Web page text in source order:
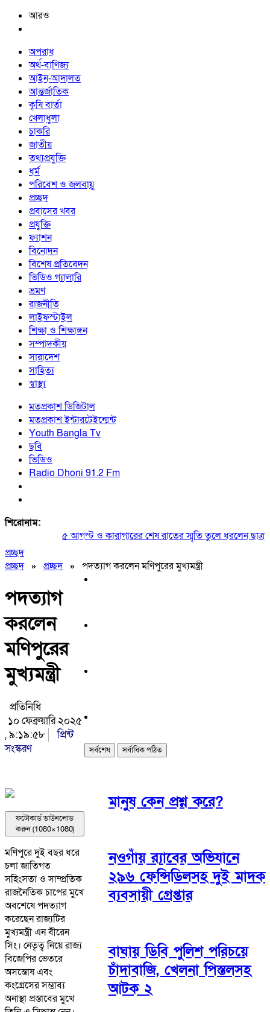
আরও
অপরাধ
অর্থ-বাণিজ্য
আইন-আদালত
আন্তর্জাতিক
কৃষি বার্তা
খেলাধুলা
চাকরি
জাতীয়
তথ্যপ্রযুক্তি
ধর্ম
পরিবেশ ও জলবায়ু
প্রচ্ছদ
প্রবাসের খবর
প্রযুক্তি
ফ্যাশন
বিনোদন
বিশেষ প্রতিবেদন
ভিডিও গ্যালারি
ভ্রমণ
রাজনীতি
লাইফস্টাইল
শিক্ষা ও শিক্ষাঙ্গন
সম্পাদকীয়
সারাদেশ
সাহিত্য
স্বাস্থ্য
মতপ্রকাশ ডিজিটাল
মতপ্রকাশ ইন্টারটেইন্মেন্ট
Youth Bangla Tv
ছবি
ভিডিও
Radio Dhoni 91.2 Fm
শিরোনাম:
৫ আগস্ট ও কারাগারের শেষ রাতের স্মৃতি তুলে ধরলেন ছাত্রদল
প্রচ্ছদ
প্রচ্ছদ» প্রচ্ছদ» পদত্যাগ করলেন মণিপুরের মুখ্যমন্ত্রী
পদত্যাগ
করলেন
মণিপুরের
মুখ্যমন্ত্রী
প্রতিনিধি
১০ ফেব্রুয়ারি ২০২৫
, ৯:১৯:৫৮
প্রিন্ট
সংস্করণ
ফটোকার্ড ডাউনলোড
করুন (1080×1080)
মণিপুরে দুই বছর ধরে
চলা জাতিগত
সহিংসতা ও সাম্প্রতিক
রাজনৈতিক চাপের মুখে
অবশেষে পদত্যাগ
করেছেন রাজ্যটির
মুখ্যমন্ত্রী এন বীরেন
সিং। নেতৃত্ব নিয়ে রাজ্য
বিজেপির ভেতরে
অসন্তোষ এবং
কংগ্রেসের সম্ভাব্য
অনাস্থা প্রস্তাবের মুখে
সর্বশেষ সর্বাধিক পঠিত
মানুষ কেন প্রশ্ন করে?
নওগাঁয় র‌্যাবের অভিযানে
২৯৬ ফেন্সিডিলসহ দুই মাদক
ব্যবসায়ী গ্রেপ্তার
বাঘায় ডিবি পুলিশ পরিচয়ে
চাঁদাবাজি, খেলনা পিস্তলসহ
আটক ২